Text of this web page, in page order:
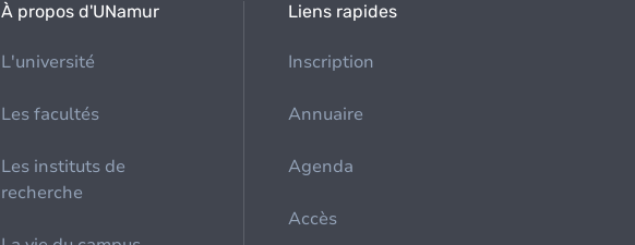
À propos d'UNamur
L'université
Les facultés
Les instituts de
recherche
Liens rapides
Inscription
Annuaire
Agenda
Accès